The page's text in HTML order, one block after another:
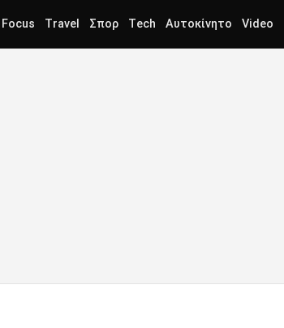
Focus Travel Σπορ Tech Αυτοκίνητο Video